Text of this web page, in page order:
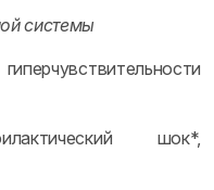
системы
шок*,